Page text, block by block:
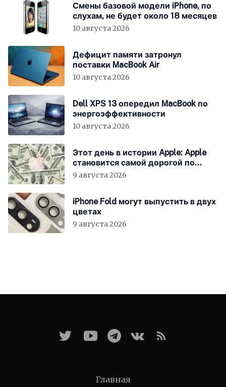
Смены базовой модели iPhone, по
слухам, не будет около 18 месяцев
10 августа 2026
Дефицит памяти затронул
поставки MacBook Air
10 августа 2026
Dell XPS 13 опередил MacBook по
энергоэффективности
10 августа 2026
Этот день в истории Apple: Apple
становится самой дорогой по
рыночной капитализации
9 августа 2026
iPhone Fold могут выпустить в двух
цветах
9 августа 2026
Главная